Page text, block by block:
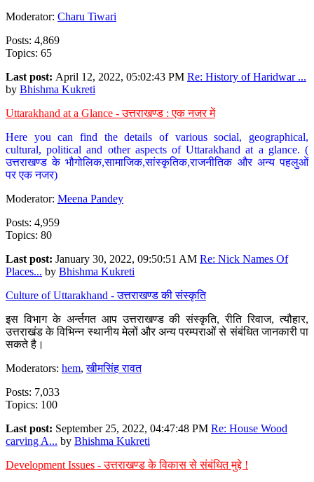
Moderator: Charu Tiwari
Posts: 4,869
Topics: 65
Last post: April 12, 2022, 05:02:43 PM Re: History of Haridwar ...
by Bhishma Kukreti
Uttarakhand at a Glance - उत्तराखण्ड : एक नजर में
Here you can find the details of various social, geographical,
cultural, political and other aspects of Uttarakhand at a glance. (
उत्तराखण्ड के भौगोलिक,सामाजिक,सांस्कृतिक,राजनीतिक और अन्य पहलुओं
पर एक नजर)
Moderator: Meena Pandey
Posts: 4,959
Topics: 80
Last post: January 30, 2022, 09:50:51 AM Re: Nick Names Of
Places... by Bhishma Kukreti
Culture of Uttarakhand - उत्तराखण्ड की संस्कृति
इस विभाग के अर्न्तगत आप उत्तराखण्ड की संस्कृति, रीति रिवाज, त्यौहार,
उत्तराखंड के विभिन्न स्थानीय मेलों और अन्य परम्पराओं से संबंधित जानकारी पा
सकते है।
Moderators: hem,खीमसिंह रावत
Posts: 7,033
Topics: 100
Last post: September 25, 2022, 04:47:48 PM Re: House Wood
carving A... by Bhishma Kukreti
Development Issues - उत्तराखण्ड के विकास से संबंधित मुद्दे !